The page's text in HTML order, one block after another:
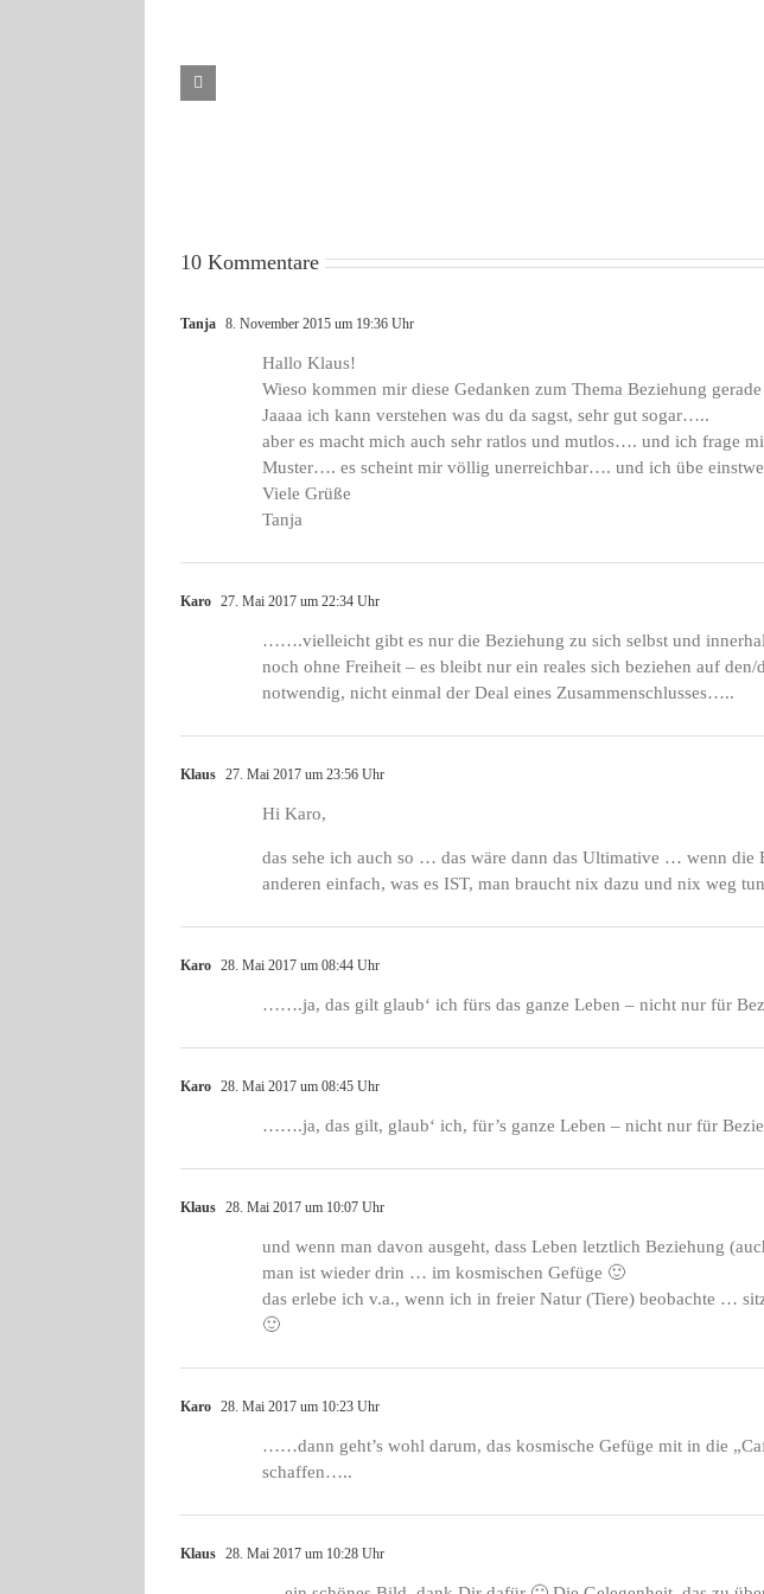
10 Kommentare
Tanja 8. November 2015 um 19:36 Uhr
Hallo Klaus!
Wieso kommen mir diese Gedanken zum Thema Beziehung
Jaaaa ich kann verstehen was du da sagst, sehr gut sogar…..
aber es macht mich auch sehr ratlos und mutlos…. und ich frage
Muster…. es scheint mir völlig unerreichbar…. und ich übe
Viele Grüße
Tanja
Karo 27. Mai 2017 um 22:34 Uhr
…….vielleicht gibt es nur die Beziehung zu sich selbst und
noch ohne Freiheit – es bleibt nur ein reales sich beziehen auf
notwendig, nicht einmal der Deal eines Zusammenschlusses…..
Klaus 27. Mai 2017 um 23:56 Uhr
Hi Karo,
das sehe ich auch so … das wäre dann das Ultimative … wenn
anderen einfach, was es IST, man braucht nix dazu und nix weg
Karo 28. Mai 2017 um 08:44 Uhr
…….ja, das gilt glaub‘ ich fürs das ganze Leben – nicht nur für
Karo 28. Mai 2017 um 08:45 Uhr
…….ja, das gilt, glaub‘ ich, für’s ganze Leben – nicht nur für
Klaus 28. Mai 2017 um 10:07 Uhr
und wenn man davon ausgeht, dass Leben letztlich Beziehung
man ist wieder drin … im kosmischen Gefüge 🙂
das erlebe ich v.a., wenn ich in freier Natur (Tiere) beobachte …
🙂
Karo 28. Mai 2017 um 10:23 Uhr
……dann geht’s wohl darum, das kosmische Gefüge mit in die
schaffen…..
Klaus 28. Mai 2017 um 10:28 Uhr